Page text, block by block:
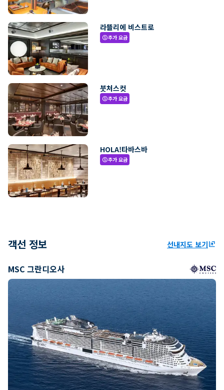
라뜰리에 비스트로
paid추가 요금
붓처스컷
paid추가 요금
HOLA!타바스바
paid추가 요금
객선 정보 선내지도 보기ungroup
MSC 그란디오사